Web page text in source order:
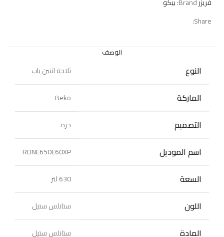
Share:
الوصف
النوع ثلاجة اثنين باب
الماركة Beko
التصميم حرة
اسم الموديل RDNE650E60XP
السعة 630 لتر
اللون ستانلس ستيل
المادة ستانلس ستيل